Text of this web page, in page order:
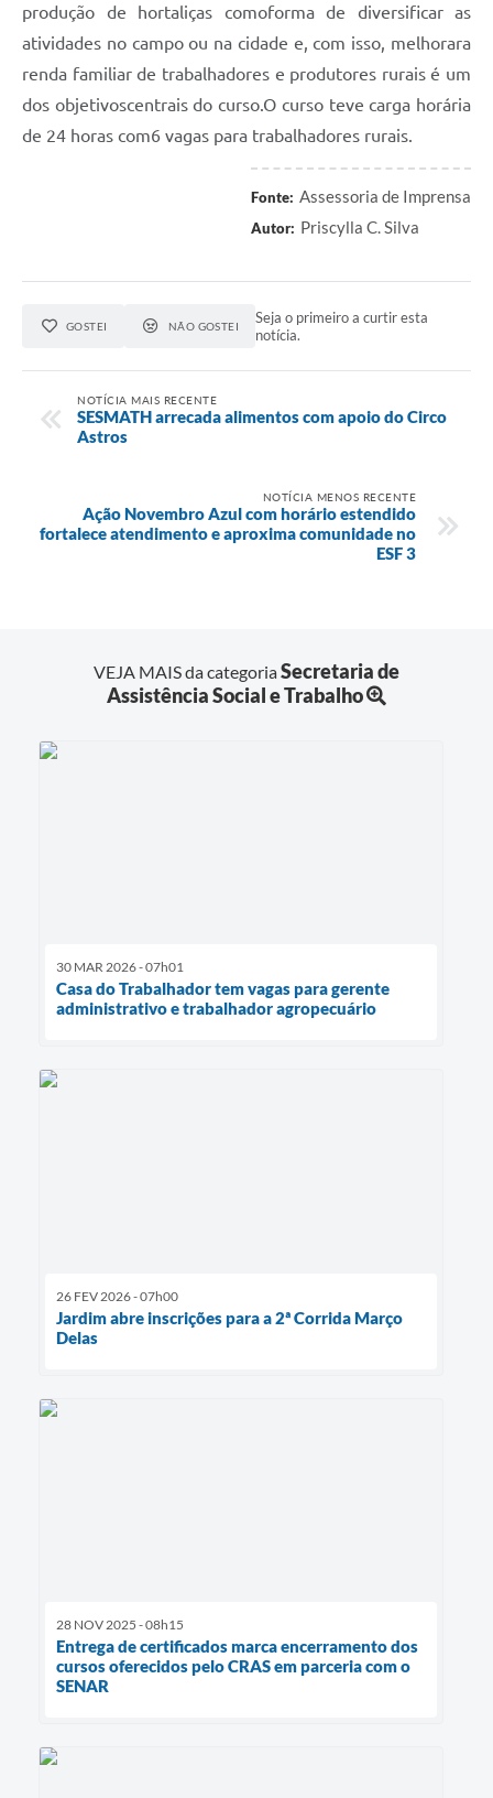
produção de hortaliças comoforma de diversificar as
atividades no campo ou na cidade e, com isso, melhorara
renda familiar de trabalhadores e produtores rurais é um
dos objetivoscentrais do curso.O curso teve carga horária
de 24 horas com6 vagas para trabalhadores rurais.
Fonte: Assessoria de Imprensa
Autor: Priscylla C. Silva
GOSTEI NÃO GOSTEI
Seja o primeiro a curtir esta
notícia.
NOTÍCIA MAIS RECENTE
SESMATH arrecada alimentos com apoio do Circo
Astros
NOTÍCIA MENOS RECENTE
Ação Novembro Azul com horário estendido
fortalece atendimento e aproxima comunidade no
ESF 3
VEJA MAIS da categoriaSecretaria de
Assistência Social e Trabalho
30 MAR 2026 - 07h01
Casa do Trabalhador tem vagas para gerente
administrativo e trabalhador agropecuário
26 FEV 2026 - 07h00
Jardim abre inscrições para a 2ª Corrida Março
Delas
28 NOV 2025 - 08h15
Entrega de certificados marca encerramento dos
cursos oferecidos pelo CRAS em parceria com o
SENAR